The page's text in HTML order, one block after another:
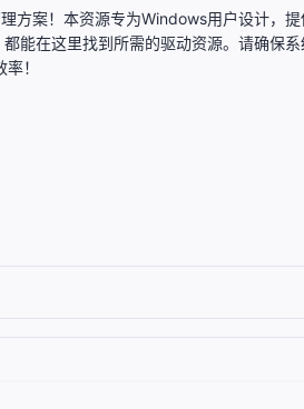
方案！本资源专为Windows用户设计，
能在这里找到所需的驱动资源。请确保
！